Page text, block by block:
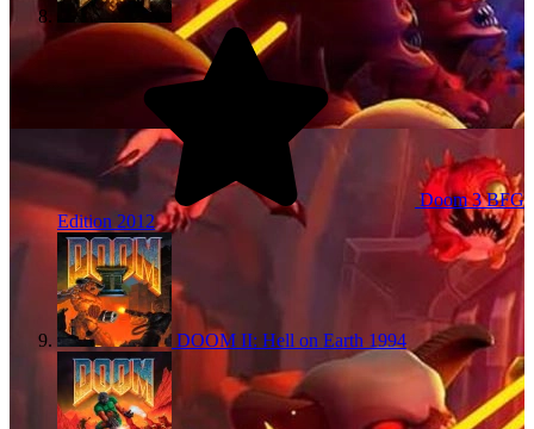
Doom 3 BFG
Edition 2012
DOOM II: Hell on Earth 1994